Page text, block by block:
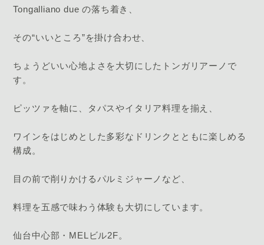
Tongalliano due の落ち着き、
その“いいところ”を掛け合わせ、
ちょうどいい心地よさを大切にしたトンガリアーノで
す。
ピッツァを軸に、タパスやイタリア料理を揃え、
ワインをはじめとした多彩なドリンクとともに楽しめる
構成。
目の前で削りかけるパルミジャーノなど、
料理を五感で味わう体験も大切にしています。
仙台中心部・MELビル2F。